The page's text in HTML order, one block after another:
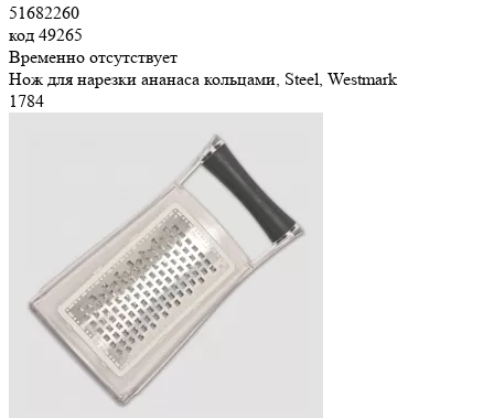
51682260
код 49265
Временно отсутствует
Нож для нарезки ананаса кольцами, Steel, Westmark
1784